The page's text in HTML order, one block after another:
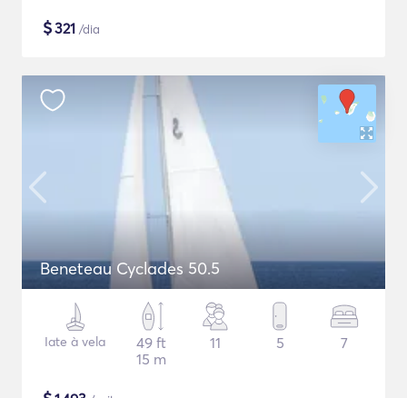
$321 /dia
Beneteau Cyclades 50.5
Iate à vela
49 ft
15 m
11 5 7